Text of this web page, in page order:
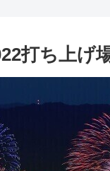
打ち上げ